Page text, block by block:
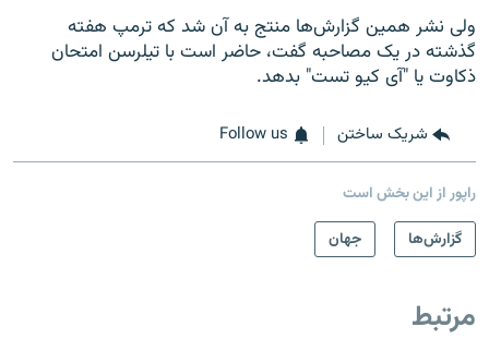
ولی نشر همین گزارش‌ها منتج به آن شد که ترمپ هفته
گذشته در یک مصاحبه گفت، حاضر است با تیلرسن امتحان
ذکاوت یا "آی کیو تست" بدهد.
شریک ساختن Follow us
راپور از این بخش است
گزارش‌ها
جهان
مرتبط